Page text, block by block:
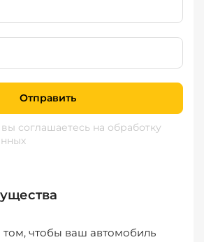
Отправить
соглашаетесь на обработку
чтобы ваш автомобиль